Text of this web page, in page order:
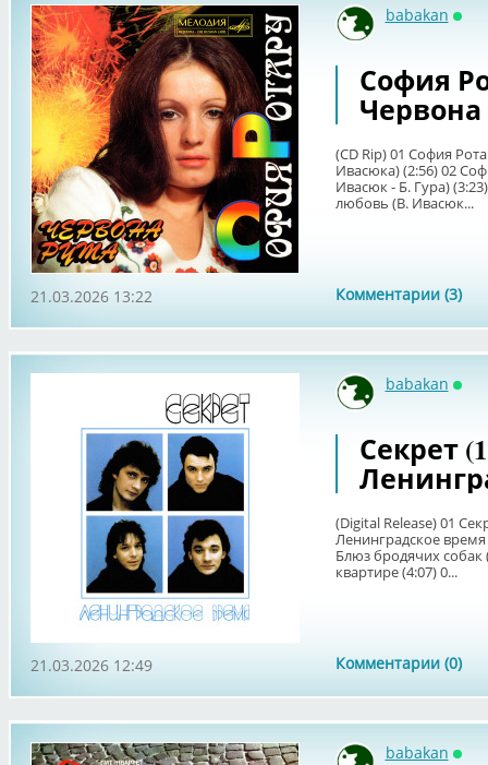
babakan
София
Червона
(CD Rip) 01 София
Ивасюка) (2:56) 02
Ивасюк - Б. Гура)
любовь (В. Ивасюк...
Комментарии (3)
21.03.2026 13:22
babakan
Секрет
(Digital Release) 01
Ленинградское время
Блюз бродячих собак
квартире (4:07) 0...
Комментарии (0)
21.03.2026 12:49
babakan